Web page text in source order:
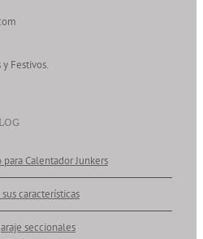
Festivos.
Calentador Junkers
características
seccionales